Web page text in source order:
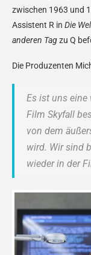
zwischen 1963 und
Assistent R in Die
anderen Tagzu Q
Die Produzenten
Es ist uns eine
Film Skyfall
von dem
wird. Wir sind
wieder in der